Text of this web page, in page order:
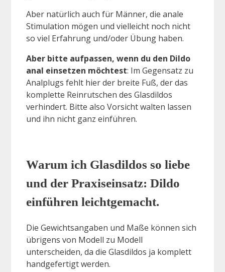
Aber natürlich auch für Männer, die anale
Stimulation mögen und vielleicht noch nicht
so viel Erfahrung und/oder Übung haben.
Aber bitte aufpassen, wenn du den Dildo
anal einsetzen möchtest: Im Gegensatz zu
Analplugs fehlt hier der breite Fuß, der das
komplette Reinrutschen des Glasdildos
verhindert. Bitte also Vorsicht walten lassen
und ihn nicht ganz einführen.
Warum ich Glasdildos so liebe
und der Praxiseinsatz: Dildo
einführen leichtgemacht.
Die Gewichtsangaben und Maße können sich
übrigens von Modell zu Modell
unterscheiden, da die Glasdildos ja komplett
handgefertigt werden.